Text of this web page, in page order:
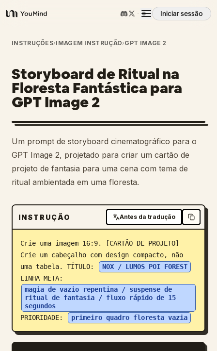
YouMind
Iniciar sessão
Visão geral
Casos de uso
Habilidades
Prompts
Preços
Blogue
Atualizações
INSTRUÇÕES›IMAGEM INSTRUÇÃO›GPT IMAGE 2
Storyboard de Ritual na
Floresta Fantástica para
GPT Image 2
Um prompt de storyboard cinematográfico para o
GPT Image 2, projetado para criar um cartão de
projeto de fantasia para uma cena com tema de
ritual ambientada em uma floresta.
INSTRUÇÃO Antes da tradução
Crie uma imagem 16:9. [CARTÃO DE PROJETO]
Crie um cabeçalho com design compacto, não
uma tabela. TÍTULO:
NOX / LUMOS POI FOREST
LINHA META:
magia de vazio repentina / suspense de
ritual de fantasia / fluxo rápido de 15
segundos
PRIORIDADE:
primeiro quadro floresta vazia